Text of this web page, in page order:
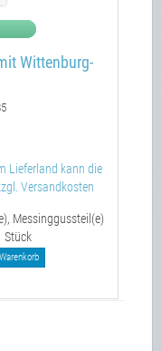
Wittenburg-
Lieferland kann die
Versandkosten
Messinggussteil(e)
Stück